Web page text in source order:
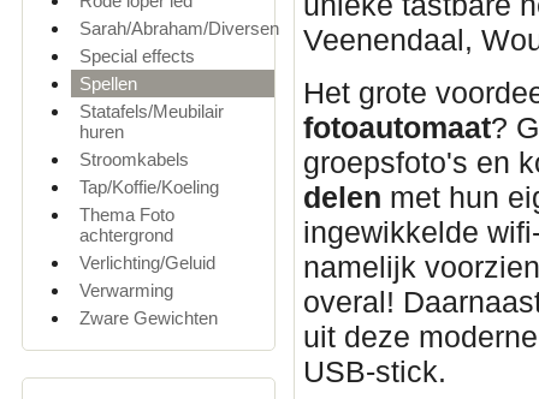
Sarah/Abraham/Diversen
Special effects
Spellen
Statafels/Meubilair
huren
Stroomkabels
Tap/Koffie/Koeling
Thema Foto
achtergrond
Verlichting/Geluid
Verwarming
Zware Gewichten
Veenendaal,
Het grote
fotoautomaat?
groepsfoto's en
delen met hun
ingewikkelde
namelijk
overal!
uit deze
USB-stick.